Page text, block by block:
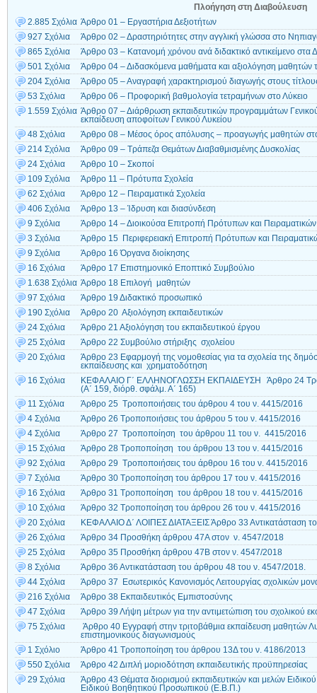
Πλοήγηση στη Διαβούλευση
2.885 Σχόλια Άρθρο 01 – Εργαστήρια Δεξιοτήτων
927 Σχόλια
Άρθρο 02 – Δραστηριότητες στην αγγλική γλώσσα στο
865 Σχόλια
Άρθρο 03 – Κατανομή χρόνου ανά διδακτικό αντικείμενο στα
501 Σχόλια
Άρθρο 04 – Διδασκόμενα μαθήματα και αξιολόγηση μαθητών
204 Σχόλια
Άρθρο 05 – Αναγραφή χαρακτηρισμού διαγωγής στους
53 Σχόλια
Άρθρο 06 – Προφορική βαθμολογία τετραμήνων στο Λύκειο
1.559 Σχόλια Άρθρο 07 – Διάρθρωση εκπαιδευτικών προγραμμάτων Γενικού
εκπαίδευση αποφοίτων Γενικού Λυκείου
48 Σχόλια
Άρθρο 08 – Μέσος όρος απόλυσης – προαγωγής μαθητών στο
214 Σχόλια
Άρθρο 09 – Τράπεζα Θεμάτων Διαβαθμισμένης Δυσκολίας
24 Σχόλια
Άρθρο 10 – Σκοποί
109 Σχόλια
Άρθρο 11 – Πρότυπα Σχολεία
62 Σχόλια
Άρθρο 12 – Πειραματικά Σχολεία
406 Σχόλια
Άρθρο 13 – Ίδρυση και διασύνδεση
9 Σχόλια
Άρθρο 14 – Διοικούσα Επιτροπή Πρότυπων και Πειραματικών
3 Σχόλια
Άρθρο 15 Περιφερειακή Επιτροπή Πρότυπων και
9 Σχόλια
Άρθρο 16 Όργανα διοίκησης
16 Σχόλια
Άρθρο 17 Επιστημονικό Εποπτικό Συμβούλιο
1.638 Σχόλια Άρθρο 18 Επιλογή μαθητών
97 Σχόλια
Άρθρο 19 Διδακτικό προσωπικό
190 Σχόλια
Άρθρο 20 Αξιολόγηση εκπαιδευτικών
24 Σχόλια
Άρθρο 21 Αξιολόγηση του εκπαιδευτικού έργου
25 Σχόλια
Άρθρο 22 Συμβούλιο στήριξης σχολείου
20 Σχόλια
Άρθρο 23 Εφαρμογή της νομοθεσίας για τα σχολεία της
εκπαίδευσης και χρηματοδότηση
16 Σχόλια
ΚΕΦΑΛΑΙΟ Γ΄ ΕΛΛΗΝΟΓΛΩΣΣΗ ΕΚΠΑΙΔΕΥΣΗ Άρθρο 24
(Α΄ 159, διόρθ. σφάλμ. Α΄ 165)
11 Σχόλια
Άρθρο 25 Τροποποιήσεις του άρθρου 4 του ν. 4415/2016
4 Σχόλια
Άρθρο 26 Τροποποιήσεις του άρθρου 5 του ν. 4415/2016
4 Σχόλια
Άρθρο 27 Τροποποίηση του άρθρου 11 του ν. 4415/2016
15 Σχόλια
Άρθρο 28 Τροποποίηση του άρθρου 13 του ν. 4415/2016
92 Σχόλια
Άρθρο 29 Τροποποιήσεις του άρθρου 16 του ν. 4415/2016
7 Σχόλια
Άρθρο 30 Τροποποίηση του άρθρου 17 του ν. 4415/2016
16 Σχόλια
Άρθρο 31 Τροποποίηση του άρθρου 18 του ν. 4415/2016
10 Σχόλια
Άρθρο 32 Τροποποίηση του άρθρου 26 του ν. 4415/2016
20 Σχόλια
ΚΕΦΑΛΑΙΟ Δ΄ ΛΟΙΠΕΣ ΔΙΑΤΑΞΕΙΣ Άρθρο 33 Αντικατάσταση
26 Σχόλια
Άρθρο 34 Προσθήκη άρθρου 47Α στον ν. 4547/2018
25 Σχόλια
Άρθρο 35 Προσθήκη άρθρου 47Β στον ν. 4547/2018
8 Σχόλια
Άρθρο 36 Αντικατάσταση του άρθρου 48 του ν. 4547/2018.
44 Σχόλια
Άρθρο 37 Εσωτερικός Κανονισμός Λειτουργίας σχολικών
216 Σχόλια
Άρθρο 38 Εκπαιδευτικός Eμπιστοσύνης
47 Σχόλια
Άρθρο 39 Λήψη μέτρων για την αντιμετώπιση του σχολικού
75 Σχόλια
Άρθρο 40 Εγγραφή στην τριτοβάθμια εκπαίδευση μαθητών
επιστημονικούς διαγωνισμούς
1 Σχόλιο
Άρθρο 41 Τροποποίηση του άρθρου 13Δ του ν. 4186/2013
550 Σχόλια
Άρθρο 42 Διπλή μοριοδότηση εκπαιδευτικής προϋπηρεσίας
29 Σχόλια
Άρθρο 43 Θέματα διορισμού εκπαιδευτικών και μελών
Ειδικού Βοηθητικού Προσωπικού (Ε.Β.Π.)